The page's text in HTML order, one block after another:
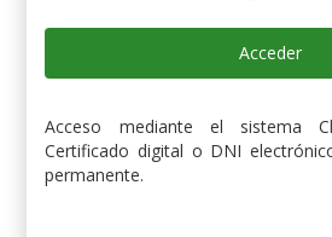
Acceder
Acceso mediante el sistema
Certificado digital o DNI
permanente.